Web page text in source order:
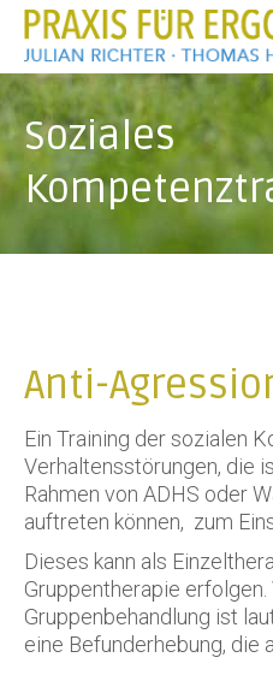
Soziales
Anti-
Ein Training der sozialen
Verhaltensstörungen, die
Rahmen von ADHS oder
auftreten können, zum
Dieses kann als
Gruppentherapie
Gruppenbehandlung ist
eine Befunderhebung, die